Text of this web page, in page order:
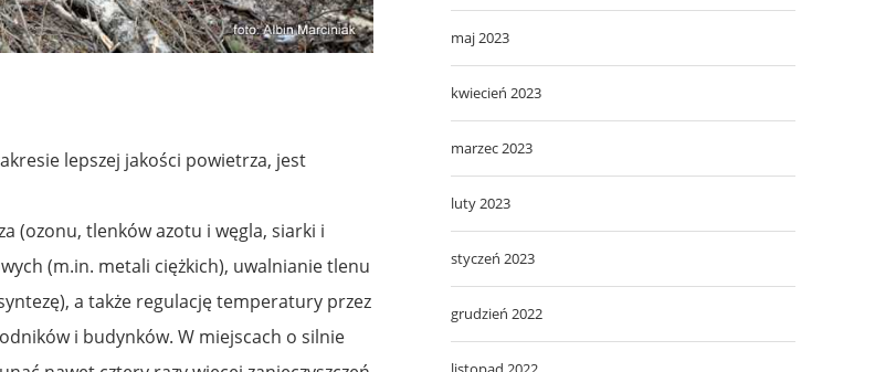
lepszej jakości powietrza, jest
(ozonu, tlenków azotu i węgla, siarki i
(m.in. metali ciężkich), uwalnianie tlenu
a także regulację temperatury przez
i budynków. W miejscach o silnie
maj 2023
kwiecień 2023
marzec 2023
luty 2023
styczeń 2023
grudzień 2022